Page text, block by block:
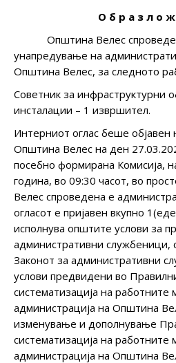
О б р а з л о ж
Општина Велес спроведе
унапредување на
Општина Велес, за следнoто
Советник за инфраструктурни
инсталации – 1 извршител.
Интерниот оглас беше објавен
Општина Велес на ден
посебно формирана Комисија,
година, во 09:30 часот, во
Велес спроведена е
огласот е пријавен вкупно
исполнува општите услови за
административни службеници,
Законот за административни
услови предвидени во
систематизација на работните
администрација на Општина
изменување и дополнување
систематизација на работните
администрација на Општина